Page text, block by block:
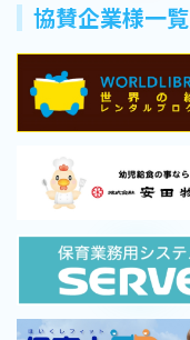
協賛企業様一覧